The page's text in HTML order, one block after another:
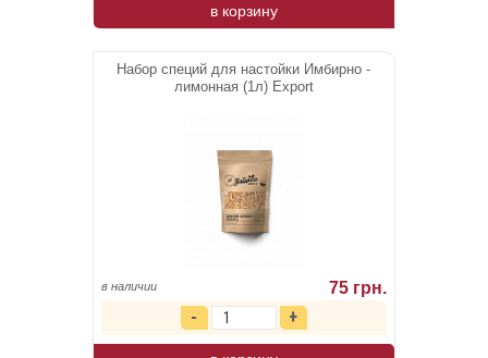
в корзину
Набор специй для настойки Имбирно -
лимонная (1л) Export
в наличии 75 грн.